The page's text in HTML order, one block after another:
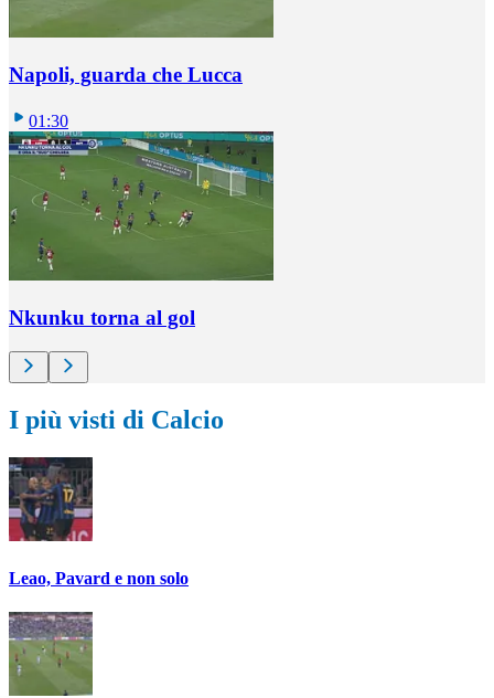
Napoli, guarda che Lucca
01:30
Nkunku torna al gol
I più visti di Calcio
Leao, Pavard e non solo